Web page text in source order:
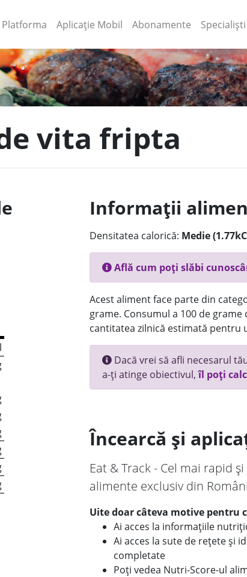
Platforma (current)
Aplicație Mobil (current)
Abonamente Specialiști
vita fripta
Informații
Densitatea calorică: Medie
Află cum poți slăbi
Acest aliment face parte din
grame. Consumul a 100 de
cantitatea zilnică estimată pentru
Dacă vrei să afli necesarul
a-ți atinge obiectivul,îl poți
Încearcă și
Eat & Track - Cel mai rapid
alimente exclusiv din
Uite doar câteva motive pentru
Ai acces la informațiile
Ai acces la sute de rețete și
completate
Poți vedea Nutri-Score-ul